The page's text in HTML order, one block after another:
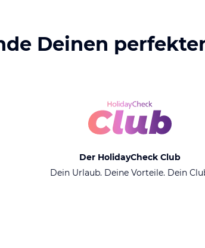
Deinen
Der HolidayCheck Club
Dein Urlaub. Deine Vorteile. Dein